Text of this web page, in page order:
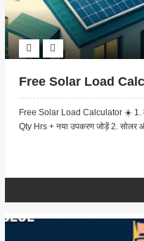
Free Solar Load
Free Solar Load Calculator ☀️ 1.
Qty Hrs + नया उपकरण जोड़ें 2. सोलर